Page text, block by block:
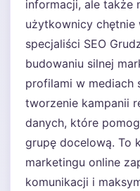
informacji, ale także
użytkownicy chętnie
specjaliści SEO
budowaniu silnej
profilami w mediach
tworzenie kampanii
danych, które
grupę docelową. To
marketingu online
komunikacji i